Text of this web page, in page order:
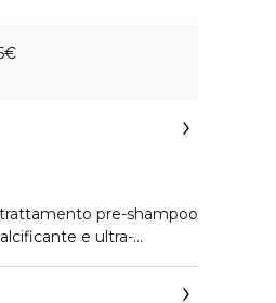
pre-shampoo
e ultra-
capello e ricostruisce i